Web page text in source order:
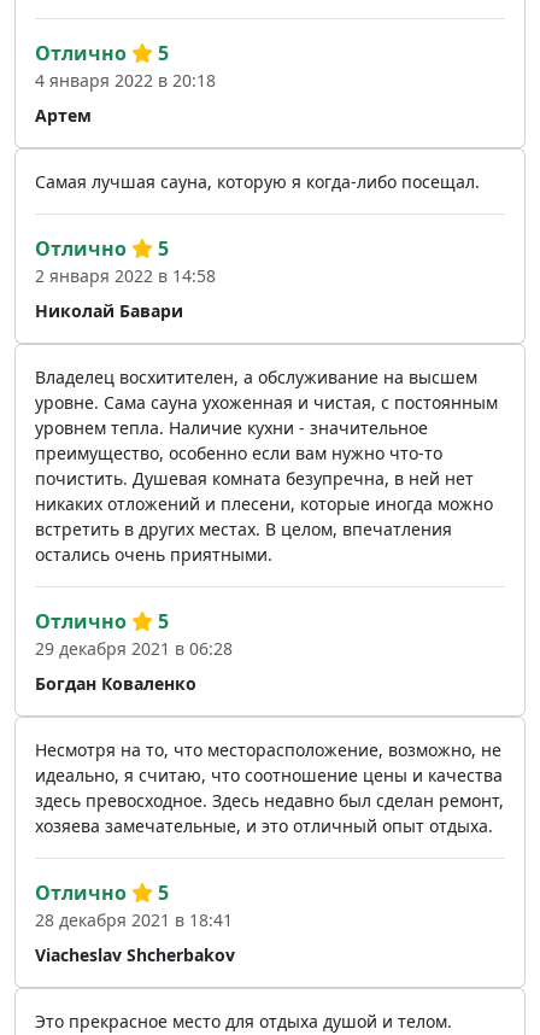
Артем
Отлично 5
4 января 2022 в 20:18
Самая лучшая сауна, которую я когда-либо посещал.
Николай Бавари
Отлично 5
2 января 2022 в 14:58
Владелец восхитителен, а обслуживание на высшем
уровне. Сама сауна ухоженная и чистая, с постоянным
уровнем тепла. Наличие кухни - значительное
преимущество, особенно если вам нужно что-то
почистить. Душевая комната безупречна, в ней нет
никаких отложений и плесени, которые иногда можно
встретить в других местах. В целом, впечатления
остались очень приятными.
Богдан Коваленко
Отлично 5
29 декабря 2021 в 06:28
Несмотря на то, что месторасположение, возможно, не
идеально, я считаю, что соотношение цены и качества
здесь превосходное. Здесь недавно был сделан ремонт,
хозяева замечательные, и это отличный опыт отдыха.
Viacheslav Shcherbakov
Отлично 5
28 декабря 2021 в 18:41
Это прекрасное место для отдыха душой и телом.